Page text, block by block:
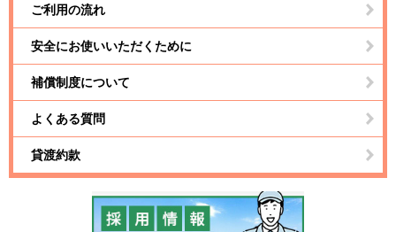
ご利用の流れ
安全にお使いいただくために
補償制度について
よくある質問
貸渡約款